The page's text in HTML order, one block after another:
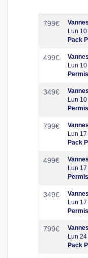
799€
Lun
Pack
499€
Lun
349€
Lun
799€
Lun
Pack
499€
Lun
349€
Lun
799€
Lun
Pack